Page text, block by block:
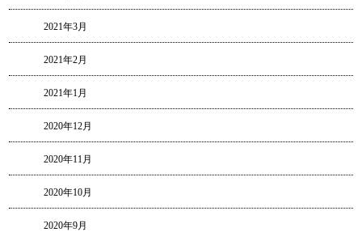
2021年3月
2021年2月
2021年1月
2020年12月
2020年11月
2020年10月
2020年9月